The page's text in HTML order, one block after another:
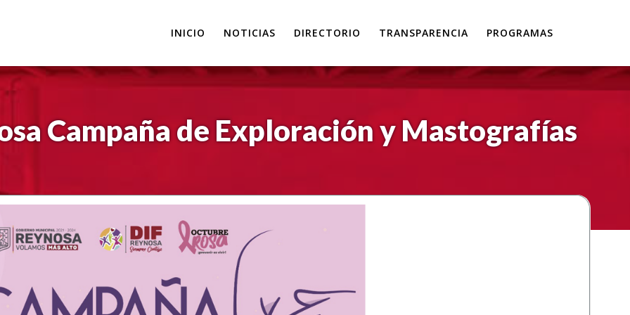
INICIO NOTICIAS DIRECTORIO TRANSPARENCIA PROGRAMAS
Campaña de Exploración y Mastografías